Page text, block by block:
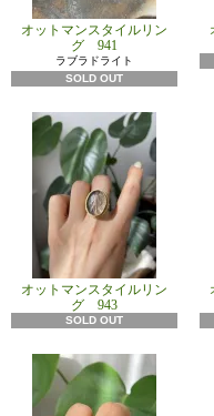
オットマンスタイルリン
グ 941
ラブラドライト
SOLD OUT
オットマンスタイルリン
グ 943
SOLD OUT